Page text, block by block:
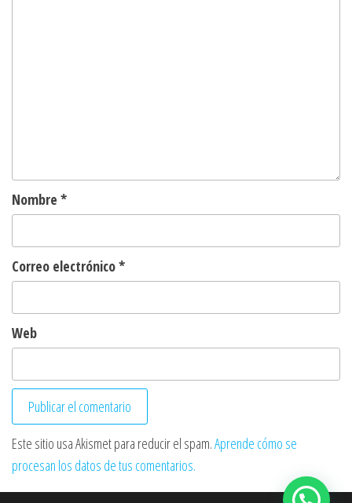
Nombre *
Correo electrónico*
Web
Este sitio usa Akismet para reducir el spam.Aprende cómo se
procesan los datos de tus comentarios.